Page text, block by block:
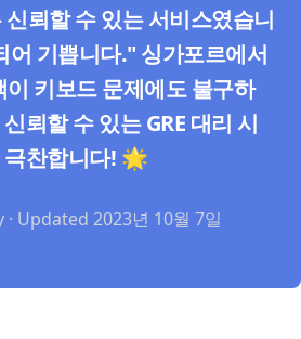
뢰할 수 있는 서비스였습니
어 기쁩니다." 싱가포르에서
이 키보드 문제에도 불구하
뢰할 수 있는 GRE 대리 시
극찬합니다! 🌟
· Updated 2023년 10월 7일